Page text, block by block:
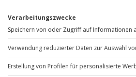
Du möchtest als Firma bestellen?
Sichere Dir attraktive
+49 89 / 60 60 89 700
Mo-Fr: 9-17 Uhr